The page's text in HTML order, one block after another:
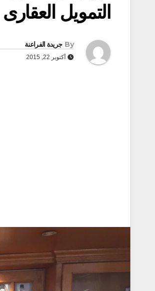
التمويل العقارى
By جريدة الفراعنة
أكتوبر 22, 2015